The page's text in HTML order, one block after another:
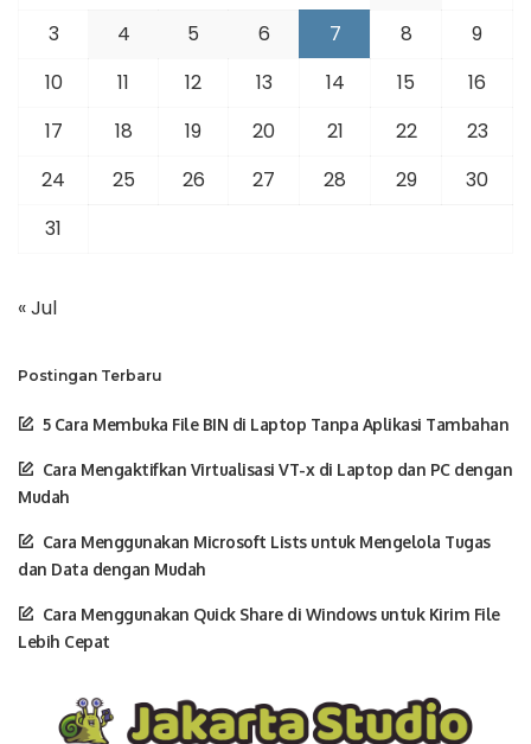
3
4 5 6 7 8
9
10
11 12 13 14 15
16
17
18 19 20 21 22
23
24
25 26 27 28 29
30
31
« Jul
Postingan Terbaru
5 Cara Membuka File BIN di Laptop Tanpa Aplikasi Tambahan
Cara Mengaktifkan Virtualisasi VT-x di Laptop dan PC dengan
Mudah
Cara Menggunakan Microsoft Lists untuk Mengelola Tugas
dan Data dengan Mudah
Cara Menggunakan Quick Share di Windows untuk Kirim File
Lebih Cepat